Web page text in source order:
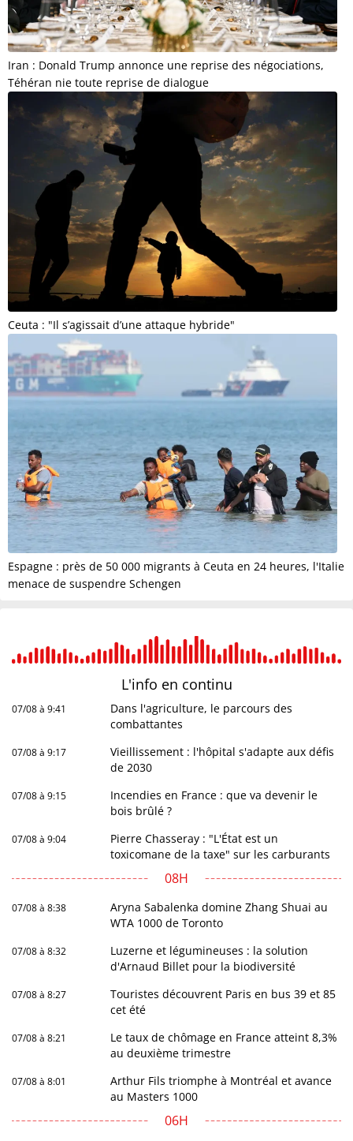
Iran : Donald Trump annonce une reprise des négociations,
Téhéran nie toute reprise de dialogue
Ceuta : "Il s’agissait d’une attaque hybride"
Espagne : près de 50 000 migrants à Ceuta en 24 heures, l'Italie
menace de suspendre Schengen
L'info en continu
07/08 à 9:41
Dans l'agriculture, le parcours des
combattantes
07/08 à 9:17
Vieillissement : l'hôpital s'adapte aux défis
de 2030
07/08 à 9:15
Incendies en France : que va devenir le
bois brûlé ?
07/08 à 9:04
Pierre Chasseray : "L'État est un
toxicomane de la taxe" sur les carburants
08H
07/08 à 8:38
Aryna Sabalenka domine Zhang Shuai au
WTA 1000 de Toronto
07/08 à 8:32
Luzerne et légumineuses : la solution
d'Arnaud Billet pour la biodiversité
07/08 à 8:27
Touristes découvrent Paris en bus 39 et 85
cet été
07/08 à 8:21
Le taux de chômage en France atteint 8,3%
au deuxième trimestre
07/08 à 8:01
Arthur Fils triomphe à Montréal et avance
au Masters 1000
06H